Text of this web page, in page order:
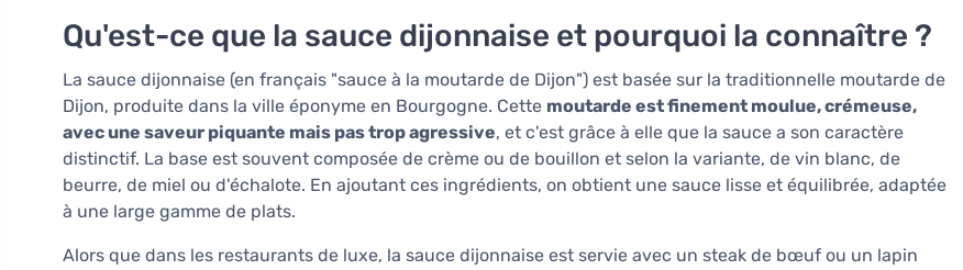
Qu'est-ce que la sauce dijonnaise et pourquoi la connaître ?
La sauce dijonnaise (en français "sauce à la moutarde de Dijon") est basée sur la traditionnelle moutarde de
Dijon, produite dans la ville éponyme en Bourgogne. Cette moutarde est finement moulue, crémeuse,
avec une saveur piquante mais pas trop agressive, et c'est grâce à elle que la sauce a son caractère
distinctif. La base est souvent composée de crème ou de bouillon et selon la variante, de vin blanc, de
beurre, de miel ou d'échalote. En ajoutant ces ingrédients, on obtient une sauce lisse et équilibrée, adaptée
à une large gamme de plats.
Alors que dans les restaurants de luxe, la sauce dijonnaise est servie avec un steak de bœuf ou un lapin